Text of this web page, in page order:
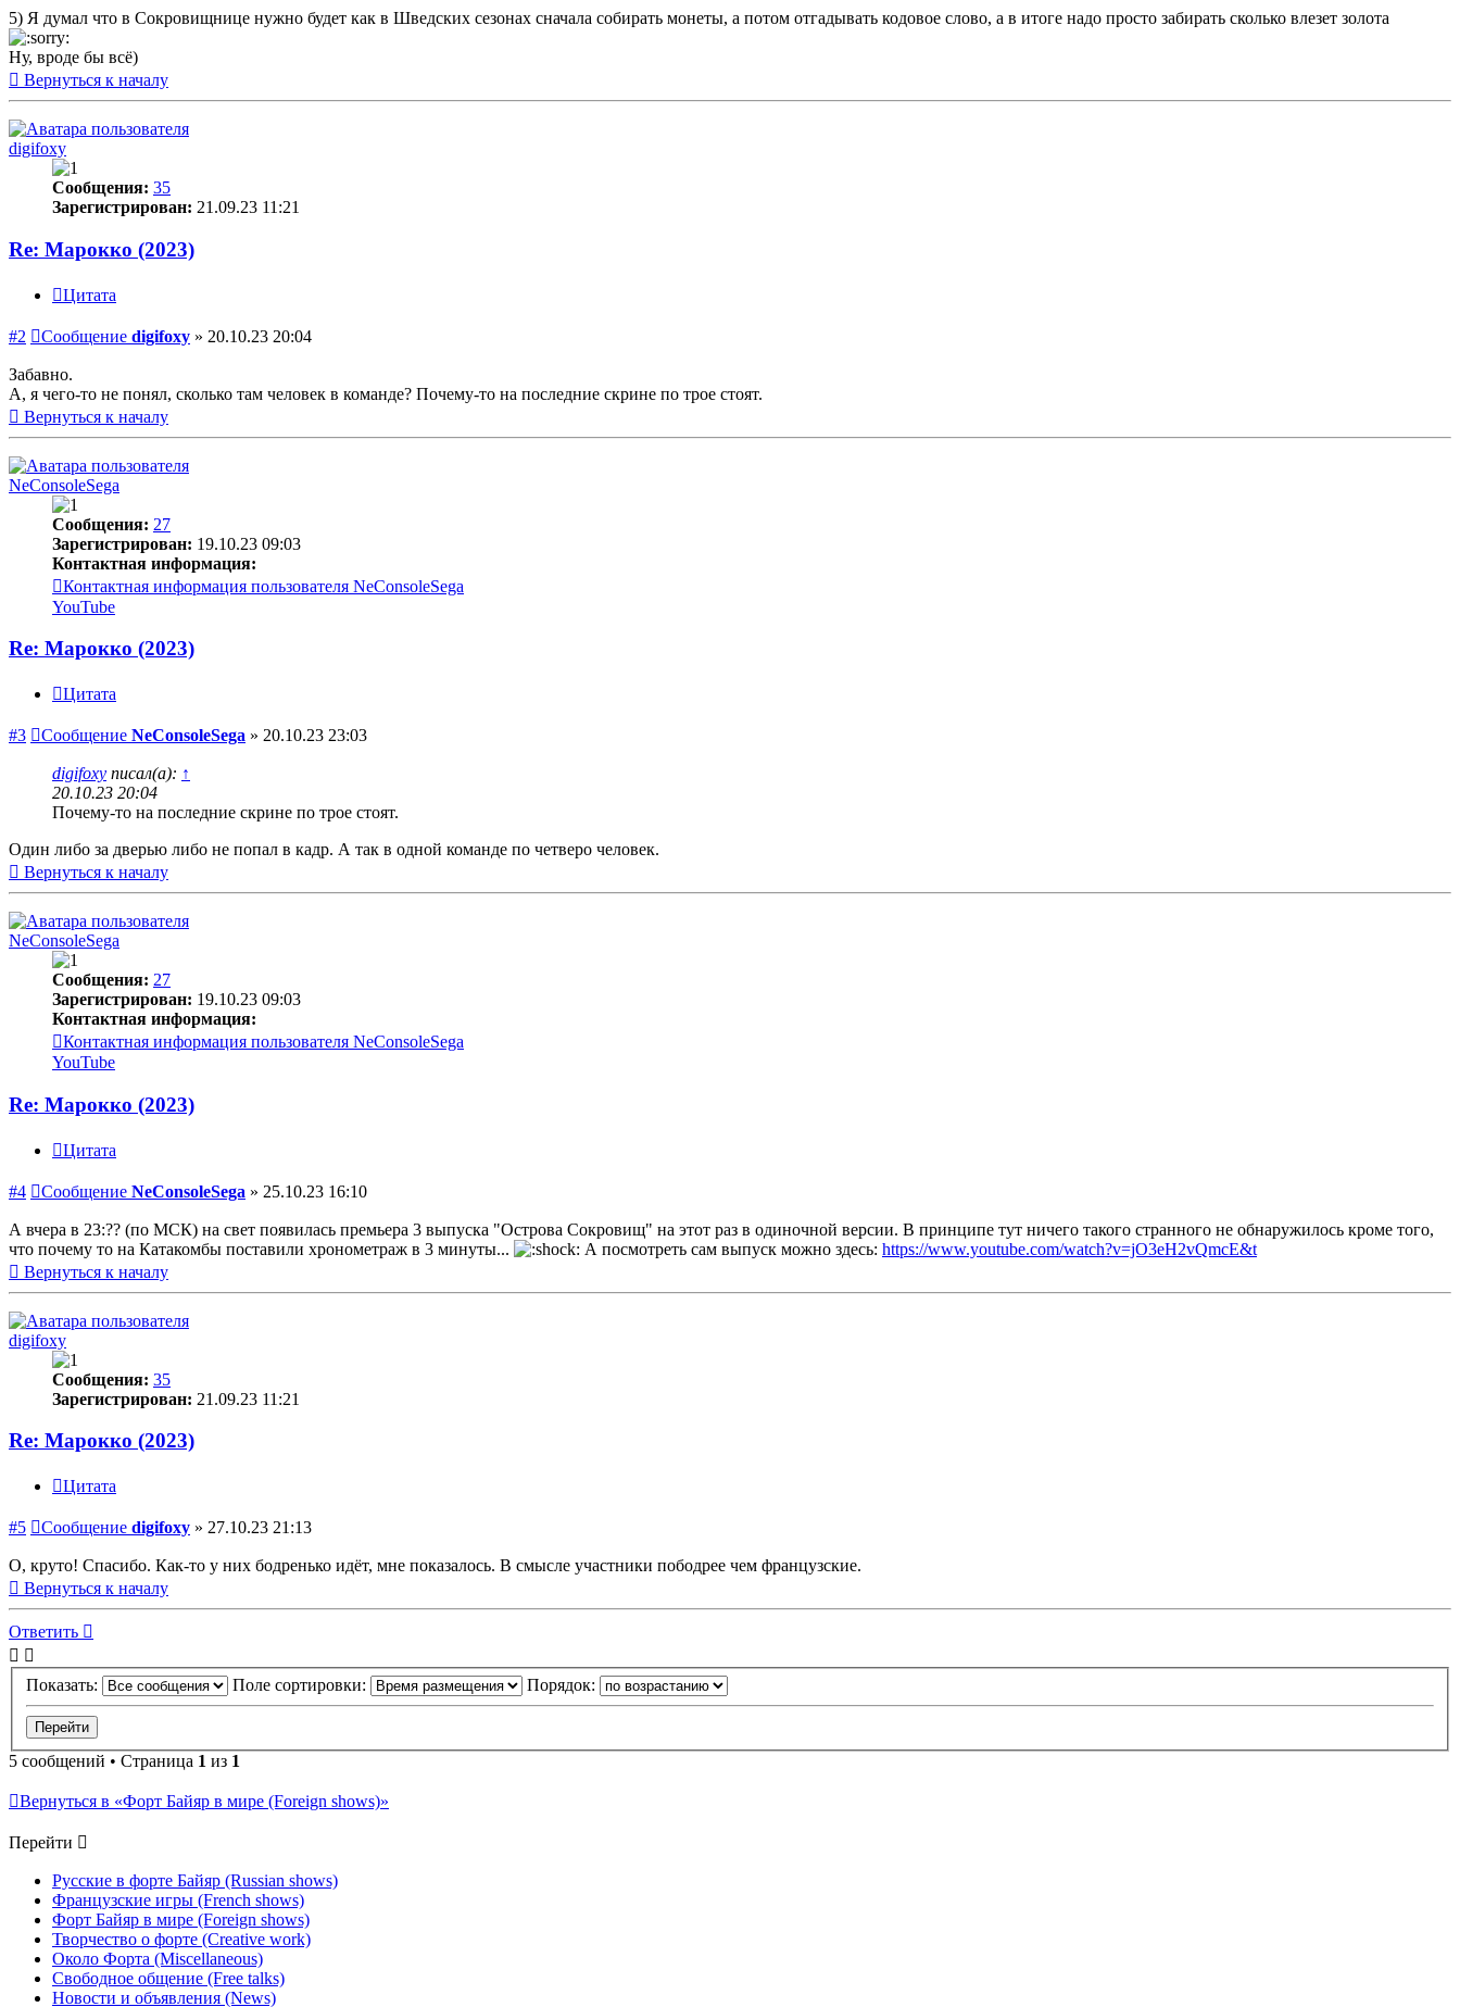
5) Я думал что в Сокровищнице нужно будет как в Шведских сезонах сначала собирать монеты, а потом отгадывать кодовое слово, а в итоге надо просто забирать сколько влезет золота
Ну, вроде бы всё)
Вернуться к началу
digifoxy
Сообщения: 35
Зарегистрирован: 21.09.23 11:21
Re: Марокко (2023)
Цитата
#2 Сообщение digifoxy » 20.10.23 20:04
Забавно.
А, я чего-то не понял, сколько там человек в команде? Почему-то на последние скрине по трое стоят.
Вернуться к началу
NeConsoleSega
Сообщения: 27
Зарегистрирован: 19.10.23 09:03
Контактная информация:
Контактная информация пользователя NeConsoleSega
YouTube
Re: Марокко (2023)
Цитата
#3 Сообщение NeConsoleSega » 20.10.23 23:03
digifoxy писал(а): ↑
20.10.23 20:04
Почему-то на последние скрине по трое стоят.
Один либо за дверью либо не попал в кадр. А так в одной команде по четверо человек.
Вернуться к началу
NeConsoleSega
Сообщения: 27
Зарегистрирован: 19.10.23 09:03
Контактная информация:
Контактная информация пользователя NeConsoleSega
YouTube
Re: Марокко (2023)
Цитата
#4 Сообщение NeConsoleSega » 25.10.23 16:10
А вчера в 23:?? (по МСК) на свет появилась премьера 3 выпуска "Острова Сокровищ" на этот раз в одиночной версии. В принципе тут ничего такого странного не обнаружилось кроме того,
что почему то на Катакомбы поставили хронометраж в 3 минуты...
А посмотреть сам выпуск можно здесь: https://www.youtube.com/watch?v=jO3eH2vQmcE&t
Вернуться к началу
digifoxy
Сообщения: 35
Зарегистрирован: 21.09.23 11:21
Re: Марокко (2023)
Цитата
#5 Сообщение digifoxy » 27.10.23 21:13
О, круто! Спасибо. Как-то у них бодренько идёт, мне показалось. В смысле участники пободрее чем французские.
Вернуться к началу
Ответить
Показать: Поле сортировки: Порядок:
5 сообщений • Страница 1 из 1
Вернуться в «Форт Байяр в мире (Foreign shows)»
Перейти
Русские в форте Байяр (Russian shows)
Французские игры (French shows)
Форт Байяр в мире (Foreign shows)
Творчество о форте (Creative work)
Около Форта (Miscellaneous)
Свободное общение (Free talks)
Новости и объявления (News)